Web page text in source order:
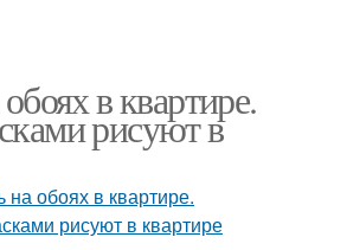
в квартире.
рисуют в